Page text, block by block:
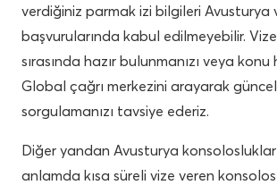
verdiğiniz parmak izi bilgileri Avusturya
başvurularında kabul edilmeyebilir. Vize
sırasında hazır bulunmanızı veya konu
Global çağrı merkezini arayarak
sorgulamanızı tavsiye ederiz.
Diğer yandan Avusturya
anlamda kısa süreli vize veren